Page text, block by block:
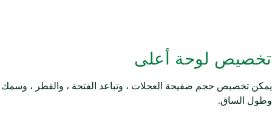
تخصيص لوحة أعلى
يمكن تخصيص حجم صفيحة العجلات ، وتباعد الفتحة ، والقطر ، وسمك
وطول الساق.